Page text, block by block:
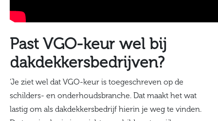
Past VGO-keur wel bij
dakdekkersbedrijven?
‘Je ziet wel dat VGO-keur is toegeschreven op de
schilders- en onderhoudsbranche. Dat maakt het wat
lastig om als dakdekkersbedrijf hierin je weg te vinden.